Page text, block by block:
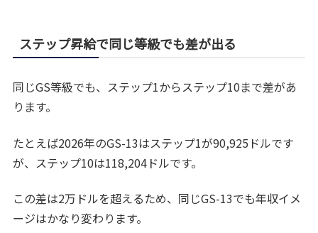
ステップ昇給で同じ等級でも差が出る
同じGS等級でも、ステップ1からステップ10まで差があ
ります。
たとえば2026年のGS-13はステップ1が90,925ドルです
が、ステップ10は118,204ドルです。
この差は2万ドルを超えるため、同じGS-13でも年収イメ
ージはかなり変わります。